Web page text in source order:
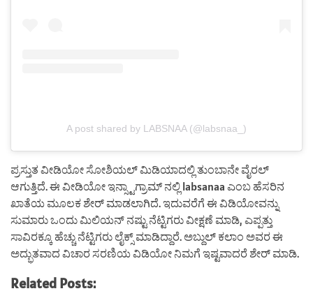
A post shared by LABSNAA (@labsnaa_)
ಪ್ರಸ್ತುತ ವೀಡಿಯೋ ಸೋಶಿಯಲ್ ಮಿಡಿಯಾದಲ್ಲಿ ತುಂಬಾನೇ ವೈರಲ್
ಆಗುತ್ತಿದೆ. ಈ ವೀಡಿಯೋ ಇನ್ಸ್ಟಾಗ್ರಾಮ್ ನಲ್ಲಿ labsanaa ಎಂಬ ಹೆಸರಿನ
ಖಾತೆಯ ಮೂಲಕ ಶೇರ್ ಮಾಡಲಾಗಿದೆ. ಇದುವರೆಗೆ ಈ ವಿಡಿಯೋವನ್ನು
ಸುಮಾರು ಒಂದು ಮಿಲಿಯನ್ ನಷ್ಟು ನೆಟ್ಟಿಗರು ವೀಕ್ಷಣೆ ಮಾಡಿ, ಎಪ್ಪತ್ತು
ಸಾವಿರಕ್ಕೂ ಹೆಚ್ಚು ನೆಟ್ಟಿಗರು ಲೈಕ್ಸ್ ಮಾಡಿದ್ದಾರೆ. ಅಬ್ದುಲ್ ಕಲಾಂ ಅವರ ಈ
ಅದ್ಭುತವಾದ ವಿಚಾರ ಸರಣಿಯ ವಿಡಿಯೋ ನಿಮಗೆ ಇಷ್ಟವಾದರೆ ಶೇರ್ ಮಾಡಿ.
Related Posts: